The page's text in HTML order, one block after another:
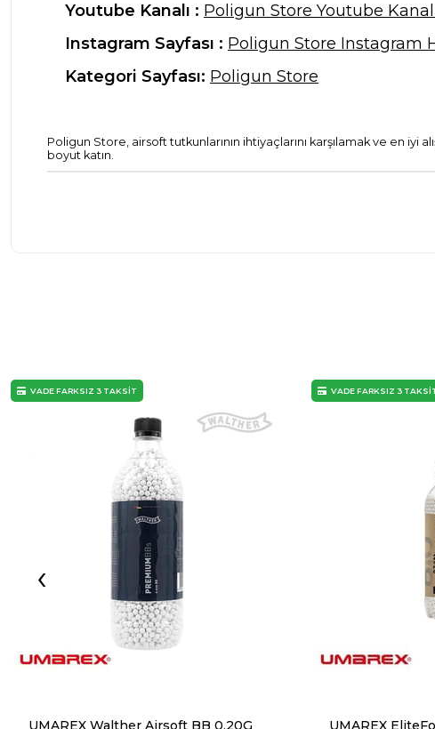
Youtube Kanalı : Poligun Store Youtube
Instagram Sayfası : Poligun Store Instagram
Kategori Sayfası: Poligun Store
Poligun Store, airsoft tutkunlarının ihtiyaçlarını karşılamak ve en
boyut katın.
UMAREX Walther Airsoft BB 0,20G
VADE FARKSIZ 3 TAKSİT
UMAREX
VADE FARKSIZ 3
‹